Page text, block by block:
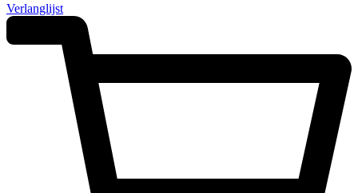
Verlanglijst